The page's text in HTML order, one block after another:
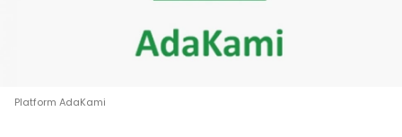
Platform AdaKami